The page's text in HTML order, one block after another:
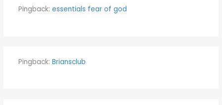
Pingback: essentials fear of god
Pingback: Briansclub